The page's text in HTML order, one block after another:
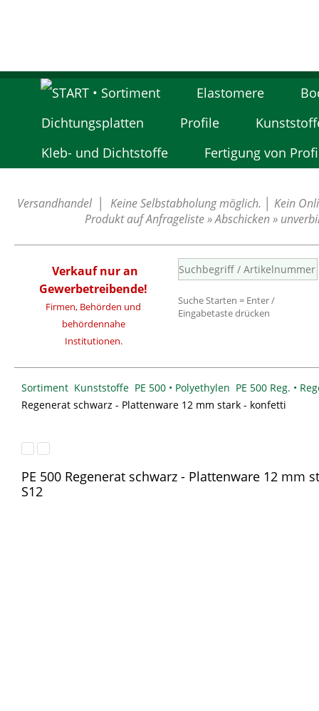
Elastomere
Dichtungsplatten
Profile
Kleb- und Dichtstoffe
Fertigung von
Versandhandel │ Keine Selbstabholung möglich. │ Kein
Produkt auf Anfrageliste » Abschicken »
Verkauf nur an
Gewerbetreibende!
Firmen, Behörden und
behördennahe
Institutionen.
Suche Starten = Enter /
Eingabetaste drücken
Sortiment Kunststoffe PE 500 • Polyethylen PE 500 Reg. •
Regenerat schwarz - Plattenware 12 mm stark - konfetti
PE 500 Regenerat schwarz - Plattenware 12 mm
S12